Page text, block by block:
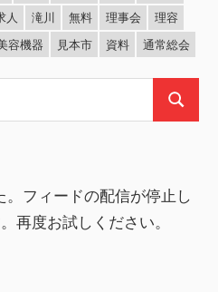
人 滝川 無料 理事会
理容
容機器 見本市 資料 通常総会
検
。フィードの配信が停止し
再度お試しください。